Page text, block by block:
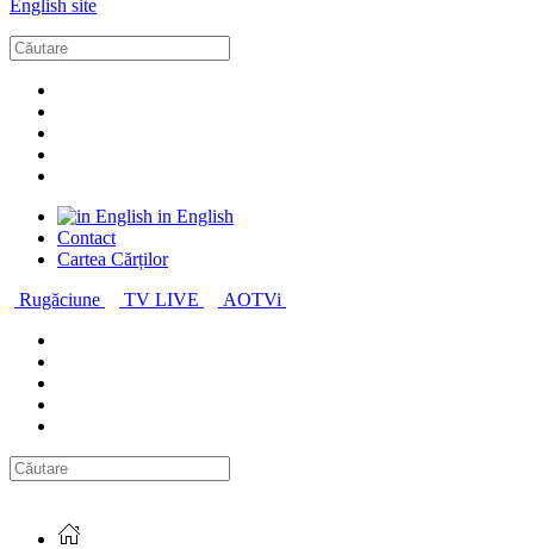
English site
in English
Contact
Cartea Cărților
Rugăciune
TV LIVE AOTVi